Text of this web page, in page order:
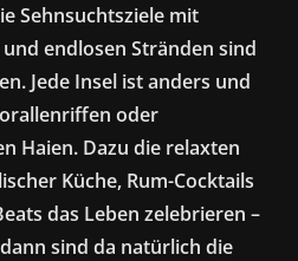
Sehnsuchtsziele mit
endlosen Stränden sind
Jede Insel ist anders und
oder
Haien. Dazu die relaxten
Küche, Rum-Cocktails
das Leben zelebrieren –
sind da natürlich die